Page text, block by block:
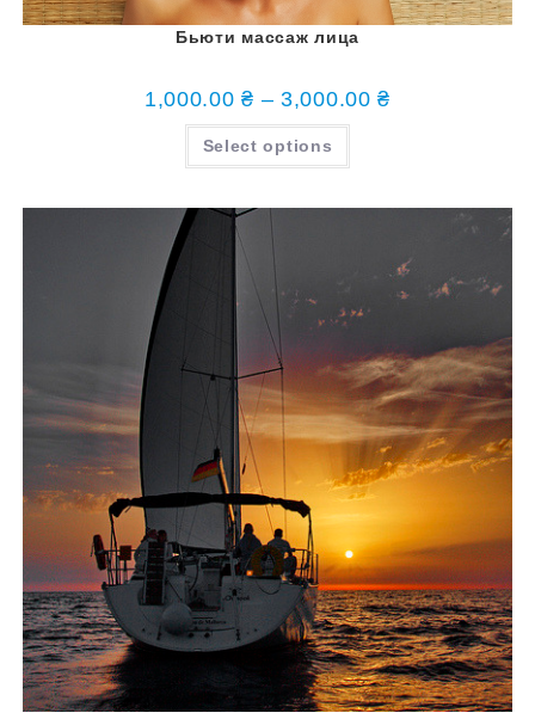
Бьюти массаж лица
1,000.00₴ –3,000.00₴
Select options